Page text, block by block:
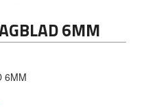
6MM
6MM